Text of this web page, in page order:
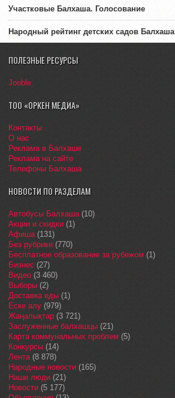
Участковые Балхаша. Голосование
Народный рейтинг детских садов Балхаша
ПОЛЕЗНЫЕ РЕСУРСЫ
Jooble
ТОО «ОРКЕН МЕДИА»
Контакты
О нас
Реклама в Балхаше
Реклама на сайте
Телефоны Балхаша
НОВОСТИ ПО РАЗДЕЛАМ
Автобусы Балхаша(10)
Акции и скидки (1)
Афиша(131)
Без рубрики (770)
Бесплатное образование за рубежом (1)
Бизнес (27)
Видео (3 460)
Выборы (2)
Доставка еды (1)
Еске алу (979)
Жаңалықтар (3 721)
Заслуженные балхашцы (21)
Карта коммунальных проблем (5)
Конкурсы (14)
Лента(8 878)
Народные новости (165)
Наши люди (21)
Новости (5 177)